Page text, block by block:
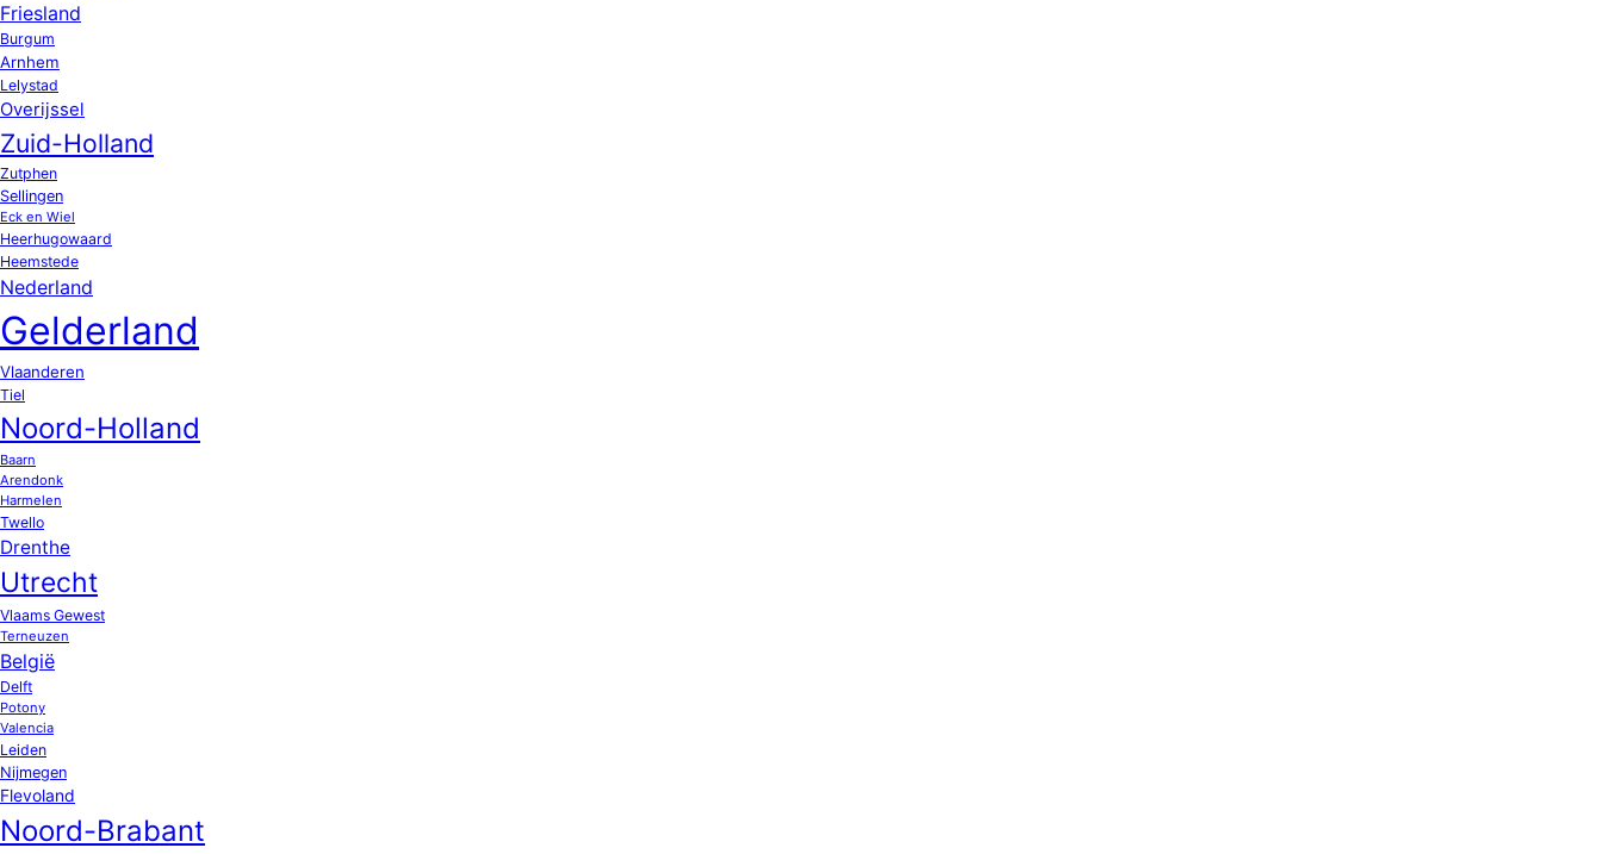
Friesland
Burgum
Arnhem
Lelystad
Overijssel
Zuid-Holland
Zutphen
Sellingen
Eck en Wiel
Heerhugowaard
Heemstede
Nederland
Gelderland
Vlaanderen
Tiel
Noord-Holland
Baarn
Arendonk
Harmelen
Twello
Drenthe
Utrecht
Vlaams Gewest
Terneuzen
België
Delft
Potony
Valencia
Leiden
Nijmegen
Flevoland
Noord-Brabant